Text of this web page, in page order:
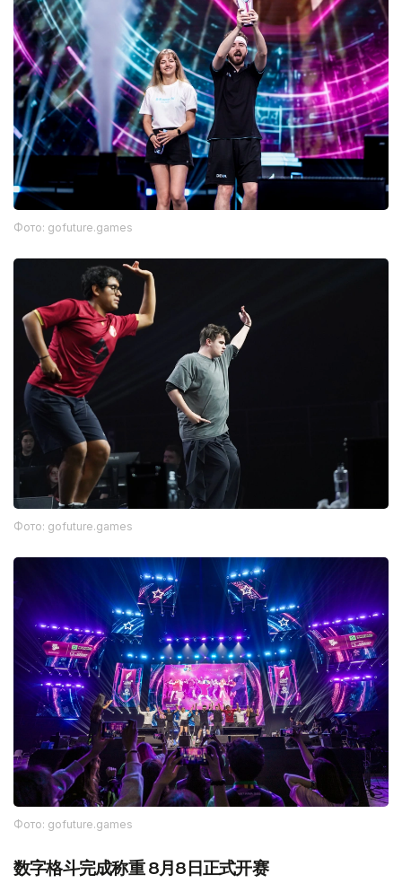
Фото: gofuture.games
Фото: gofuture.games
Фото: gofuture.games
数字格斗完成称重 8月8日正式开赛